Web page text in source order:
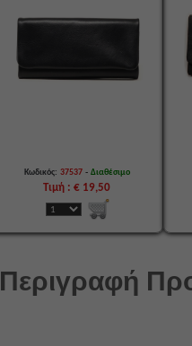
Κωδικός: 37537- Διαθέσιμο
Τιμή : € 19,50
Περιγραφή